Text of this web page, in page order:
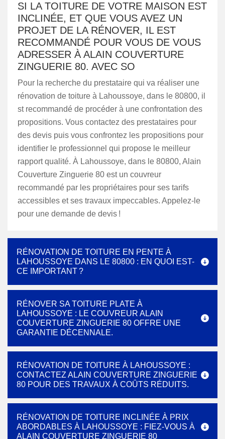
SI LA TOITURE DE VOTRE MAISON EST
INCLINÉE, ET QUE VOUS AVEZ UN
PROJET DE LA RÉNOVER, IL EST
RECOMMANDÉ POUR VOUS DE VOUS
ADRESSER À ALAIN COUVERTURE
ZINGUERIE 80. AVEC SO
Pour la recherche du prestataire qui va réaliser une
rénovation de toiture à Lahoussoye, dans le 80800, il
st recommandé de procéder à une confrontation des
propositions. Vous contactez des prestataires pour
des devis puis vous confrontez les propositions pour
identifier le professionnel qui propose le meilleur
rapport qualité. À Lahoussoye, dans le 80800, Alain
Couverture Zinguerie 80 est un couvreur
recommandé par les propriétaires pour ses tarifs
accessibles et ses travaux impeccables. Appelez-le
pour une demande de devis !
RÉNOVATION DE TOITURE EN PENTE À
LAHOUSSOYE DANS LE 80800 : EN QUOI EST-
CE IMPORTANT ?
RÉNOVER SA TOITURE PLATE À
LAHOUSSOYE : LE COUVREUR ALAIN
COUVERTURE ZINGUERIE 80 OFFRE UNE
GARANTIE DÉCENNALE.
RÉNOVATION DE TOITURE À LAHOUSSOYE :
CONTACTEZ ALAIN COUVERTURE ZINGUERIE
80 POUR DES TRAVAUX À COÛTS RÉDUITS.
RÉNOVATION DE TOITURE INCLINÉE À PRIX
ABORDABLES À LAHOUSSOYE : FIEZ-VOUS À
ALAIN COUVERTURE ZINGUERIE 80